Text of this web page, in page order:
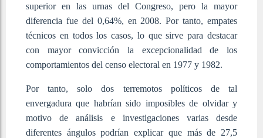
superior en las urnas del Congreso, pero la mayor
diferencia fue del 0,64%, en 2008. Por tanto, empates
técnicos en todos los casos, lo que sirve para destacar
con mayor convicción la excepcionalidad de los
comportamientos del censo electoral en 1977 y 1982.
Por tanto, solo dos terremotos políticos de tal
envergadura que habrían sido imposibles de olvidar y
motivo de análisis e investigaciones varias desde
diferentes ángulos podrían explicar que más de 27,5